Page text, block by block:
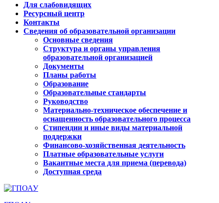
Для слабовидящих
Ресурсный центр
Контакты
Сведения об образовательной организации
Основные сведения
Структура и органы управления
образовательной организацией
Документы
Планы работы
Образование
Образовательные стандарты
Руководство
Материально-техническое обеспечение и
оснащенность образовательного процесса
Стипендии и иные виды материальной
поддержки
Финансово-хозяйственная деятельность
Платные образовательные услуги
Вакантные места для приема (перевода)
Доступная среда